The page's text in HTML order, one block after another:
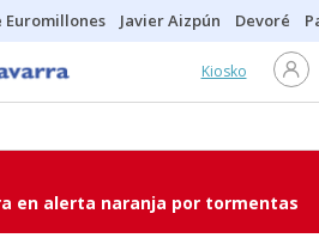
Javier Aizpún Devoré
Kiosko
en alerta naranja por tormentas